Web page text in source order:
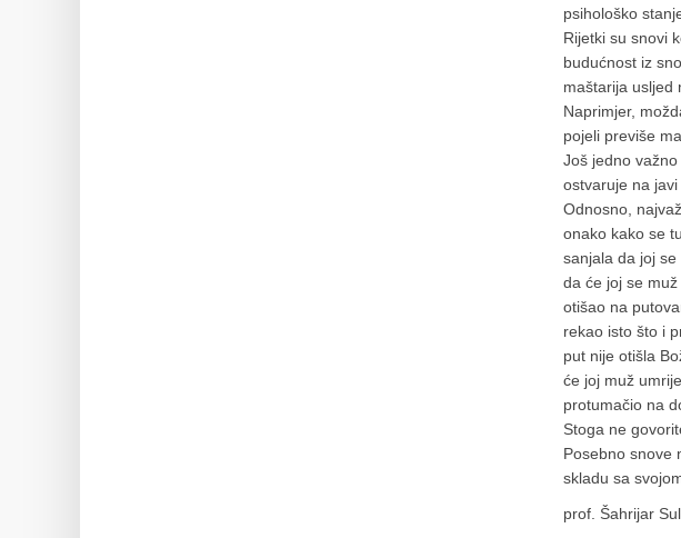
psihološko
Rijetki su snovi
budućnost iz
maštarija usljed
Naprimjer,
pojeli previše
Još jedno
ostvaruje na
Odnosno,
onako kako se
sanjala da joj
da će joj se
otišao na
rekao isto što i
put nije otišla
će joj muž
protumačio na
Stoga ne
Posebno snove
skladu sa
prof. Šahrijar